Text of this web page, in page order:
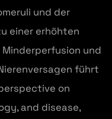
und der
einer erhöhten
und
führt
on
and disease,